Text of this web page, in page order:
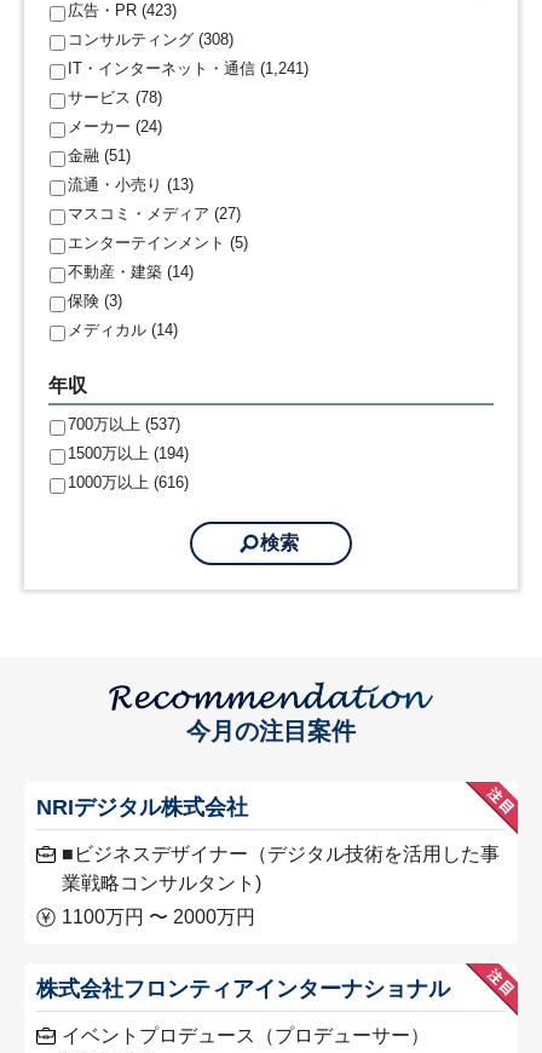
広告・PR (423)
コンサルティング (308)
IT・インターネット・通信 (1,241)
サービス (78)
メーカー (24)
金融 (51)
流通・小売り (13)
マスコミ・メディア (27)
エンターテインメント (5)
不動産・建築 (14)
保険 (3)
メディカル (14)
年収
700万以上 (537)
1500万以上 (194)
1000万以上 (616)
今月の注目案件
NRIデジタル株式会社
■ビジネスデザイナー（デジタル技術を活用した事
業戦略コンサルタント)
1100万円 〜 2000万円
株式会社フロンティアインターナショナル
イベントプロデュース（プロデューサー）